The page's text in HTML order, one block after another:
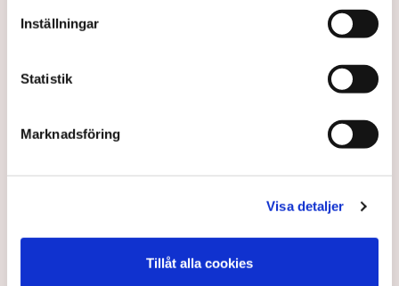
Inställningar
Statistik
Marknadsföring
Visa detaljer
Tillåt alla cookies
ljusning i mörkret för hushållen som tyngs av dyra
kostnader. Räntetoppen kan vara här men